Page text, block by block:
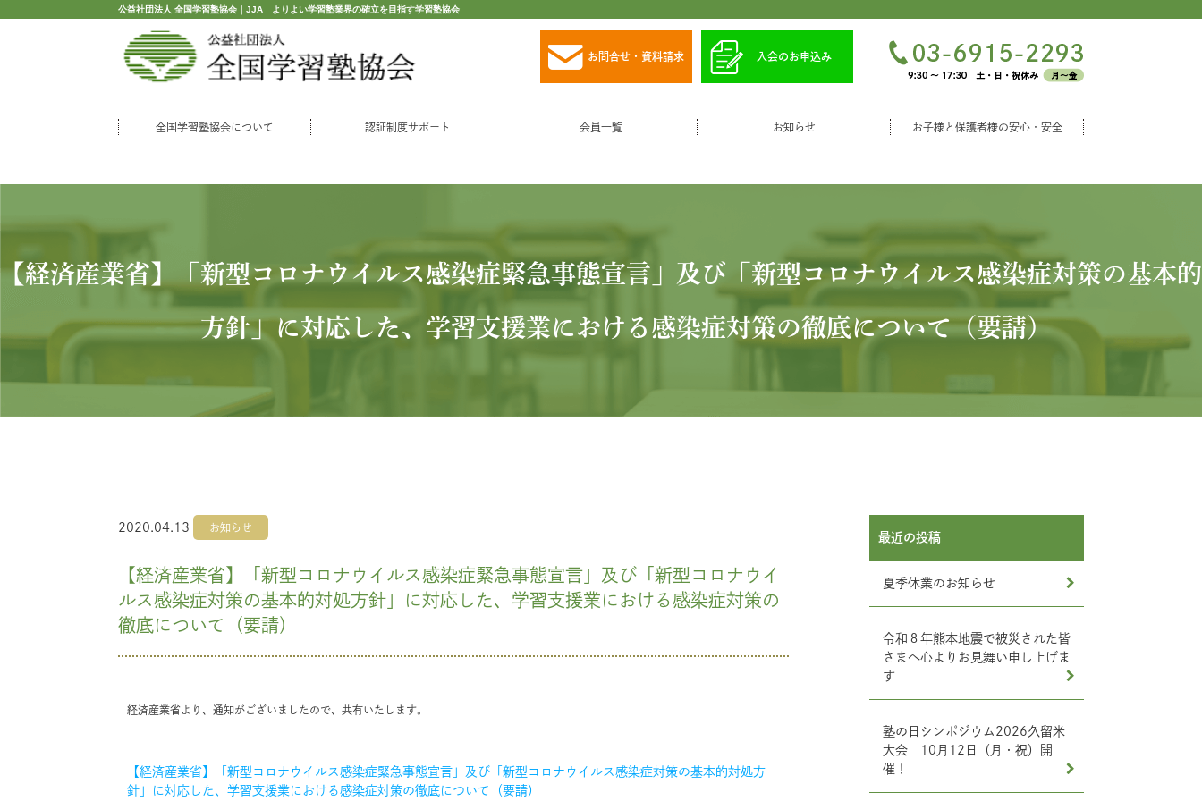
公益社団法人 全国学習塾協会｜JJA よりよい学習塾業界の確立を目指す学習塾協会
お問合せ・資料請求 入会のお申込み
全国学習塾協会について 認証制度サポート 会員一覧 お知らせ お子様と保護者様の安心・安全
【経済産業省】「新型コロナウイルス感染症緊急事態宣言」及び「新型コロナウイルス感染症対策の基本
方針」に対応した、学習支援業における感染症対策の徹底について（要請）
2020.04.13 お知らせ
【経済産業省】「新型コロナウイルス感染症緊急事態宣言」及び「新型コロナウイ
ルス感染症対策の基本的対処方針」に対応した、学習支援業における感染症対策の
徹底について（要請）
経済産業省より、通知がございましたので、共有いたします。
【経済産業省】「新型コロナウイルス感染症緊急事態宣言」及び「新型コロナウイルス感染症対策の基本的対処方
針」に対応した、学習支援業における感染症対策の徹底について（要請）
最近の投稿
夏季休業のお知らせ
令和８年熊本地震で被災された皆
さまへ心よりお見舞い申し上げま
す
塾の日シンポジウム2026久留米
大会 10月12日（月・祝）開
催！